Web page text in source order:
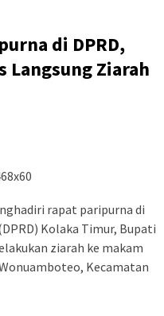
di DPRD,
Langsung Ziarah
rapat paripurna di
Kolaka Timur, Bupati
ziarah ke makam
Kecamatan